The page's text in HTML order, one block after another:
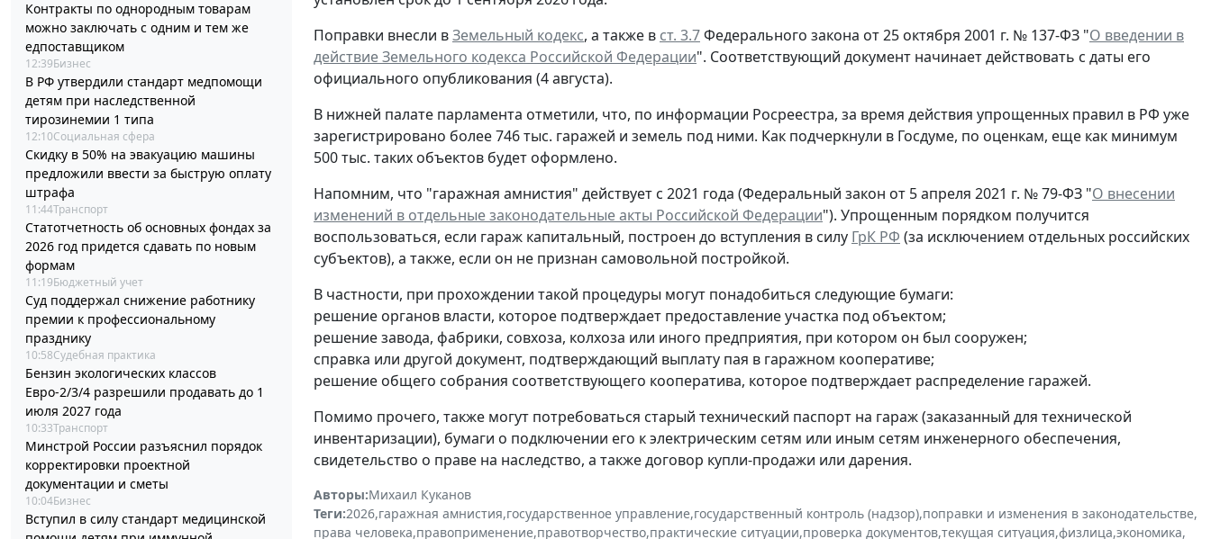
Контракты по однородным товарам
можно заключать с одним и тем же
едпоставщиком
12:39Бизнес
В РФ утвердили стандарт медпомощи
детям при наследственной
тирозинемии 1 типа
12:10Социальная сфера
Скидку в 50% на эвакуацию машины
предложили ввести за быструю оплату
штрафа
11:44Транспорт
Статотчетность об основных фондах за
2026 год придется сдавать по новым
формам
11:19Бюджетный учет
Суд поддержал снижение работнику
премии к профессиональному
празднику
10:58Судебная практика
Бензин экологических классов
Евро-2/3/4 разрешили продавать до 1
июля 2027 года
10:33Транспорт
Минстрой России разъяснил порядок
корректировки проектной
документации и сметы
10:04Бизнес
Вступил в силу стандарт медицинской
Поправки внесли вЗемельный кодекс, а также в ст. 3.7Федерального закона от 25 октября 2001 г. № 137-ФЗ "О введении в
действие Земельного кодекса Российской Федерации". Соответствующий документ начинает действовать с даты его
официального опубликования (4 августа).
В нижней палате парламента отметили, что, по информации Росреестра, за время действия упрощенных правил в РФ уже
зарегистрировано более 746 тыс. гаражей и земель под ними. Как подчеркнули в Госдуме, по оценкам, еще как минимум
500 тыс. таких объектов будет оформлено.
Напомним, что "гаражная амнистия" действует с 2021 года (Федеральный закон от 5 апреля 2021 г. № 79-ФЗ "О внесении
изменений в отдельные законодательные акты Российской Федерации"). Упрощенным порядком получится
воспользоваться, если гараж капитальный, построен до вступления в силу ГрК РФ (за исключением отдельных российских
субъектов), а также, если он не признан самовольной постройкой.
В частности, при прохождении такой процедуры могут понадобиться следующие бумаги:
решение органов власти, которое подтверждает предоставление участка под объектом;
решение завода, фабрики, совхоза, колхоза или иного предприятия, при котором он был сооружен;
справка или другой документ, подтверждающий выплату пая в гаражном кооперативе;
решение общего собрания соответствующего кооператива, которое подтверждает распределение гаражей.
Помимо прочего, также могут потребоваться старый технический паспорт на гараж (заказанный для технической
инвентаризации), бумаги о подключении его к электрическим сетям или иным сетям инженерного обеспечения,
свидетельство о праве на наследство, а также договор купли-продажи или дарения.
Авторы:Михаил Куканов
Теги:2026,гаражная амнистия,государственное управление,государственный контроль (надзор),поправки и изменения в законодательстве,
права человека,правоприменение,правотворчество,практические ситуации,проверка документов,текущая ситуация,физлица,экономика,